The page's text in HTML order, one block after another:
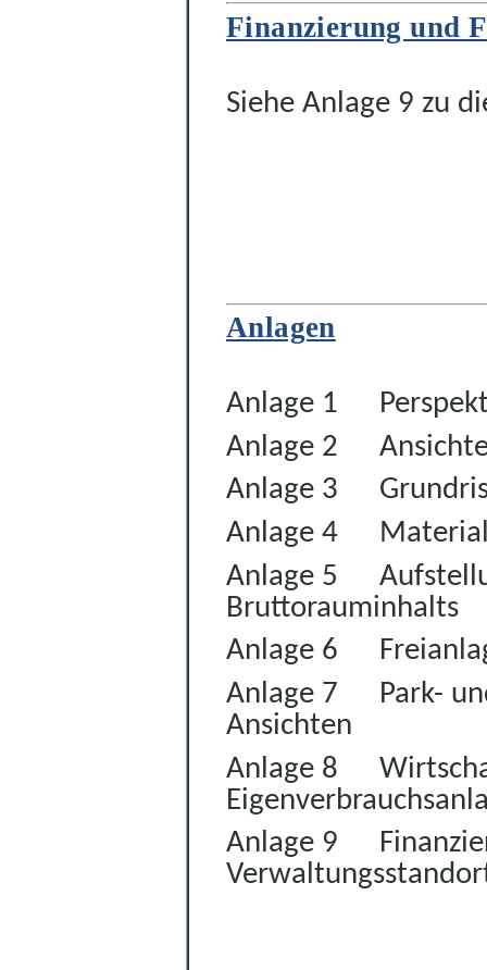
Finanzierung und
Siehe Anlage 9 zu
Anlagen
Anlage 1
Anlage 2
Anlage 3
Anlage 4
Anlage 5
Bruttorauminhalts
Anlage 6
Anlage 7
Park-
Ansichten
Anlage 8
Anlage 9